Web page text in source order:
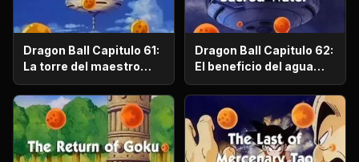
Dragon Ball Capitulo 61:
La torre del maestro
Karin
Dragon Ball Capitulo 62:
El beneficio del agua
sagrada